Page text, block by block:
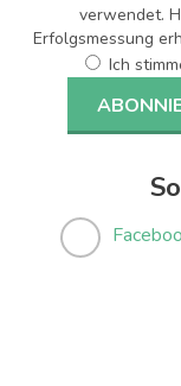
verwendet.
Erfolgsmessung
Ich